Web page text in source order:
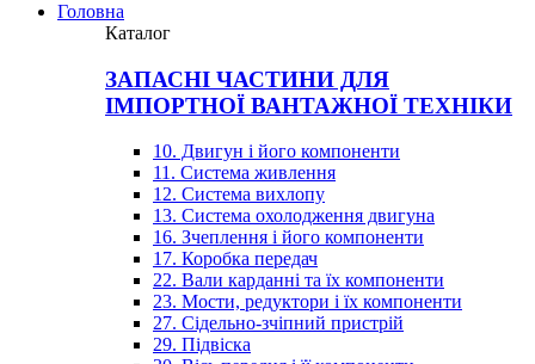
Головна
Каталог
ЗАПАСНІ ЧАСТИНИ ДЛЯ
ІМПОРТНОЇ ВАНТАЖНОЇ ТЕХНІКИ
10. Двигун і його компоненти
11. Система живлення
12. Система вихлопу
13. Система охолодження двигуна
16. Зчеплення і його компоненти
17. Коробка передач
22. Вали карданні та їх компоненти
23. Мости, редуктори і їх компоненти
27. Сідельно-зчіпний пристрій
29. Підвіска